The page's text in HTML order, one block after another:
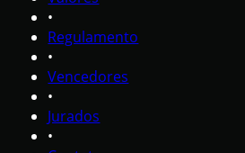
•
Regulamento
•
Vencedores
•
Jurados
•